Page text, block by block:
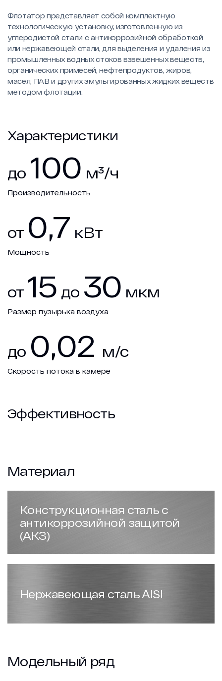
Новости
Работа в ГЕОН
Политика конфиденциальности
Флотатор представляет собой комплектную
технологическую установку, изготовленную из
углеродистой стали с антикоррозийной обработкой
или нержавеющей стали, для выделения и удаления из
промышленных водных стоков взвешенных веществ,
органических примесей, нефтепродуктов, жиров,
масел, ПАВ и других эмульгированных жидких веществ
методом флотации.
Характеристики
до 100 м³/ч
Производительность
от 0,7 кВт
Мощность
от 15 до 30 мкм
Размер пузырька воздуха
до 0,02 м/с
Скорость потока в камере
Эффективность
Материал
Конструкционная сталь с
антикоррозийной защитой
(АКЗ)
Нержавеющая сталь AISI
Модельный ряд